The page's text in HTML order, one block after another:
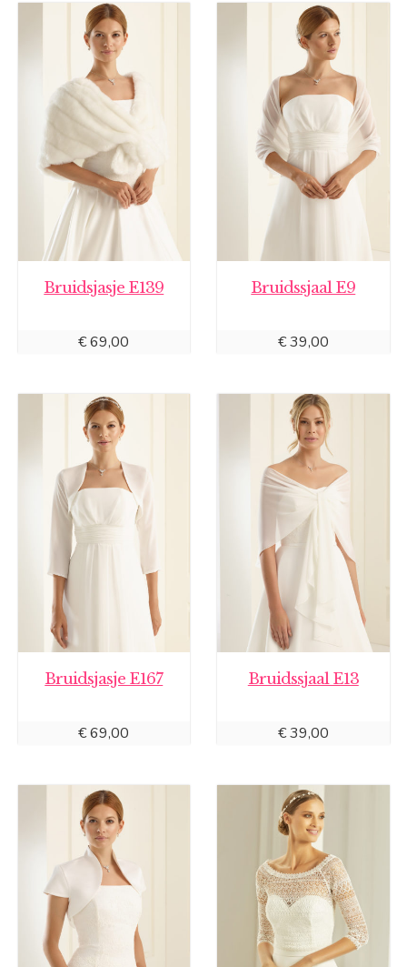
Bruidsjasje E139
€69,00
Bruidssjaal E9
€39,00
Bruidsjasje E167
€69,00
Bruidssjaal E13
€39,00